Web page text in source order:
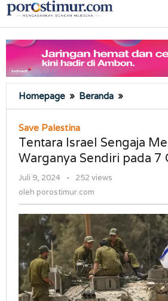
Lewati
ke
Homepage » Beranda »
Israel
Membunuh
Warganya
Sendiri
Oktober
2023
Save Palestina
Tentara Israel Sengaja
Warganya Sendiri pada
Juli 9, 2024
oleh
-
252 views
oleh porostimur.com